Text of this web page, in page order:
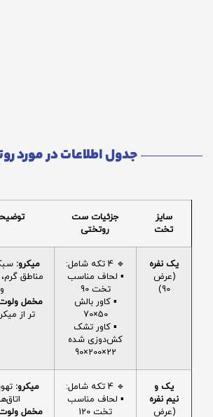
جدول اطلاعات در مورد
سایز
تخت
جزئیات ست
روتختی
یک نفره
(عرض
90)
🔹 4 تکه شامل:
▪️ لحاف مناسب
تخت 90
▪️ کاور بالش
50×70
▪️ کاور تشک
کش‌دوزی شده
22×200×90
میکرو:
مناطق
مخمل
تر از
یک و
نیم نفره
(عرض
🔹 4 تکه شامل:
▪️ لحاف مناسب
تخت 120
میکرو:
مخمل